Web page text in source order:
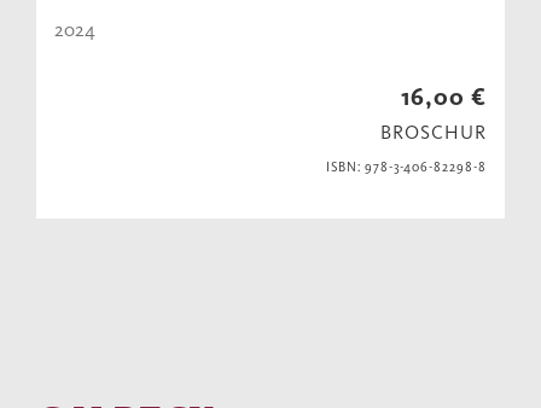
2024
16,00 €
BROSCHUR
ISBN: 978-3-406-82298-8